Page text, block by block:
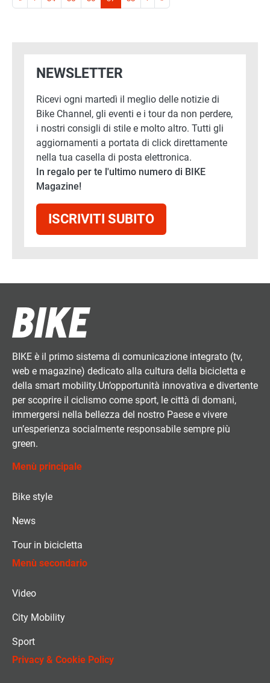
NEWSLETTER
Ricevi ogni martedì il meglio delle notizie di
Bike Channel, gli eventi e i tour da non perdere,
i nostri consigli di stile e molto altro. Tutti gli
aggiornamenti a portata di click direttamente
nella tua casella di posta elettronica.
In regalo per te l'ultimo numero di BIKE
Magazine!
ISCRIVITI SUBITO
BIKE è il primo sistema di comunicazione integrato (tv,
web e magazine) dedicato alla cultura della bicicletta e
della smart mobility.Un’opportunità innovativa e divertente
per scoprire il ciclismo come sport, le città di domani,
immergersi nella bellezza del nostro Paese e vivere
un’esperienza socialmente responsabile sempre più
green.
Menù principale
Bike style
News
Tour in bicicletta
Menù secondario
Video
City Mobility
Sport
Privacy & Cookie Policy